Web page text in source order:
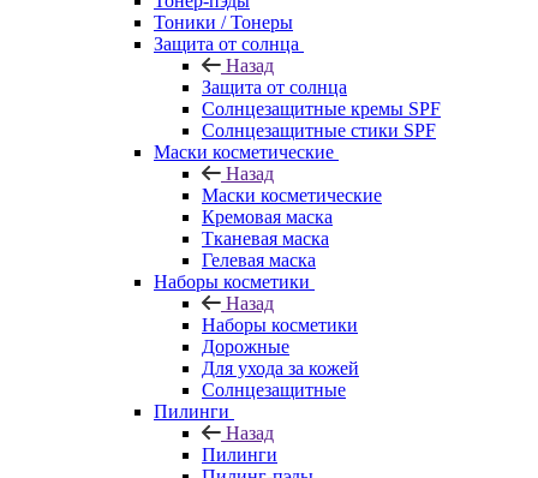
Тоники / Тонеры
Защита от солнца
Назад
Защита от солнца
Солнцезащитные кремы SPF
Солнцезащитные стики SPF
Маски косметические
Назад
Маски косметические
Кремовая маска
Тканевая маска
Гелевая маска
Наборы косметики
Назад
Наборы косметики
Дорожные
Для ухода за кожей
Солнцезащитные
Пилинги
Назад
Пилинги